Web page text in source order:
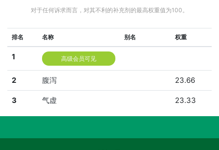
对于任何诉求而言，对其不利的补充剂的最高权重值为100。
排名 名称 别名 权重
1 高级会员可见
2 腹泻 23.66
3 气虚 23.33